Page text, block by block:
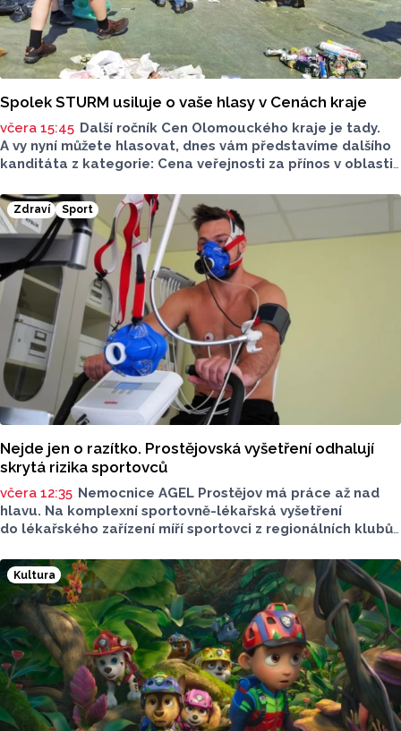
Spolek STURM usiluje o vaše hlasy v Cenách kraje
včera 15:45 Další ročník Cen Olomouckého kraje je tady.
A vy nyní můžete hlasovat, dnes vám představíme dalšího
kanditáta z kategorie: Cena veřejnosti za přínos v oblasti
v kategorii: Významný počin v ochraně životního prostředí -
právnická osoba.
Zdraví Sport
Nejde jen o razítko. Prostějovská vyšetření odhalují
skrytá rizika sportovců
včera 12:35 Nemocnice AGEL Prostějov má práce až nad
hlavu. Na komplexní sportovně-lékařská vyšetření
do lékařského zařízení míří sportovci z regionálních klubů,
o tom tisková mluvčí nemocnice Radka Miloševská.
V Prostějově vyšetřují i sportovce z Moravskoslezského,
Zlínského nebo Jihomoravského kraje.
Kultura